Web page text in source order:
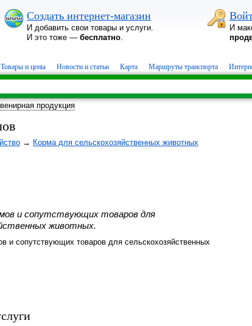
Создать интернет-магазин
И добавить свои товары и услуги.
И это тоже — бесплатно.
И
Товары и цены Новости и статьи Карта Маршруты транспорта
продукция
→ Корма для сельскохозяйственных животных
и сопутствующих товаров для
животных.
и сопутствующих товаров для сельскохозяйственных